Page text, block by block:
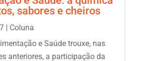
sabores e cheiros
| Coluna
e Saúde trouxe, nas
anteriores, a participação da